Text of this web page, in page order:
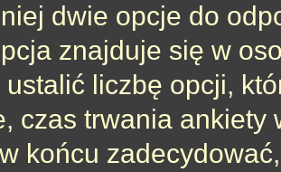
dwie opcje do
znajduje się w
ustalić liczbę opcji,
czas trwania ankiety
końcu